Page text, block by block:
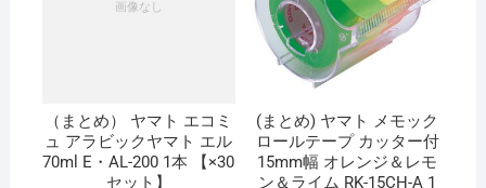
（まとめ） ヤマト エコミ
ュ アラビックヤマト エル
70ml E・AL-200 1本 【×30
セット】
(まとめ) ヤマト メモック
ロールテープ カッター付
15mm幅 オレンジ＆レモ
ン＆ライム RK-15CH-A 1